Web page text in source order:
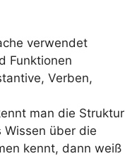
verwendet
Funktionen
Verben,
man die Struktur
über die
kennt, dann weiß